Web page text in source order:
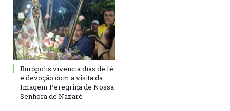
Rurópolis vivencia dias de fé
e devoção com a visita da
Imagem Peregrina de Nossa
Senhora de Nazaré